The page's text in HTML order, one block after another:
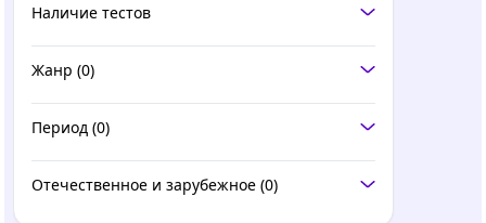
Наличие тестов
Жанр (0)
Период (0)
Отечественное и зарубежное (0)